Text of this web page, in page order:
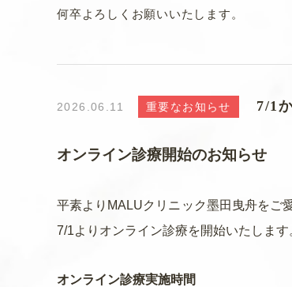
何卒よろしくお願いいたします。
2026.06.11 重要なお知らせ 7/1
オンライン診療開始のお知らせ
平素よりMALUクリニック墨田曳舟をご
7/1よりオンライン診療を開始いたします
オンライン診療実施時間